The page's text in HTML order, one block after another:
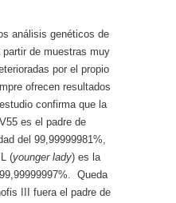
análisis genéticos de
de muestras muy
por el propio
ofrecen resultados
confirma que la
es el padre de
del 99,99999981%,
(younger lady) es la
Queda
III fuera el padre de